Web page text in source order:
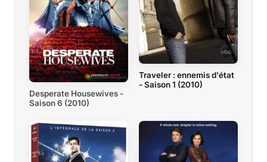
Desperate Housewives -
Saison 6 (2010)
Traveler : ennemis d'état
- Saison 1 (2010)